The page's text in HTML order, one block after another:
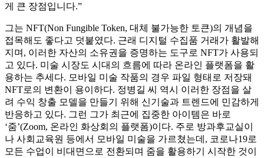
게 큰 장점입니다.”
그는 NFT(Non Fungible Token, 대체 불가능한 토큰)의 개념을
접목해도 좋다고 덧붙였다. 근래 디지털 수집품 거래가 활발해
지며, 이러한 자산의 소유권을 증명하는 도구로 NFT가 사용되
고 있다. 미술 시장도 시대의 흐름에 따라 온라인 플랫폼을 활
용하는 추세다. 모바일 미술 작품의 경우 파일 형태로 저장돼
NFT로의 변환이 용이하다. 정병길 씨 역시 이러한 장점을 살
려 수익 창출 모델을 만들기 위해 신기술과 트렌드에 민감하게
반응하고 있다. 그런 그가 최근에 집중한 아이템은 바로
‘줌’(Zoom, 온라인 화상회의 플랫폼)이다. 주로 방과후교실이
나 사회교육원 등에서 모바일 미술을 가르쳤는데, 코로나19로
모든 수업이 비대면으로 전환되며 줌을 활용하기 시작한 것이